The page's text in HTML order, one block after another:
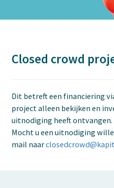
Closed crowd
Dit betreft een financiering
project alleen bekijken en
uitnodiging heeft ontvangen.
Mocht u een uitnodiging
mail naar